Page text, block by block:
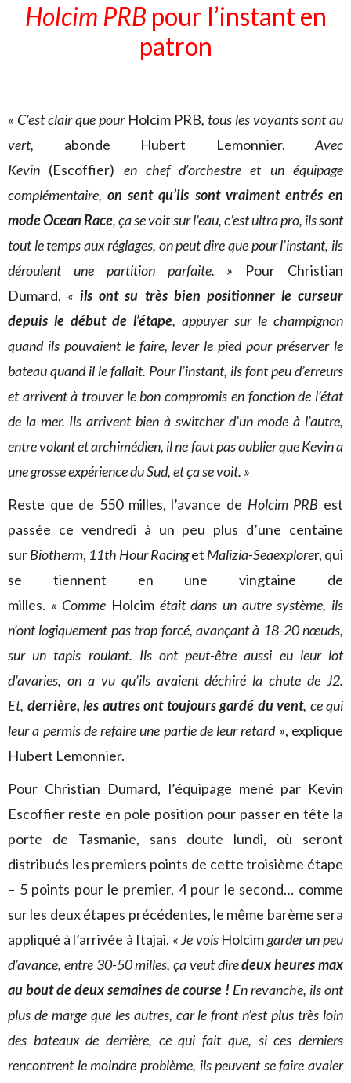
Holcim PRB pour l’instant en
patron
« C’est clair que pour Holcim PRB, tous les voyants sont au
vert, abonde Hubert Lemonnier. Avec
Kevin (Escoffier) en chef d’orchestre et un équipage
complémentaire,on sent qu’ils sont vraiment entrés en
mode Ocean Race, ça se voit sur l’eau, c’est ultra pro, ils sont
tout le temps aux réglages, on peut dire que pour l’instant, ils
déroulent une partition parfaite. » Pour Christian
Dumard, «ils ont su très bien positionner le curseur
depuis le début de l’étape, appuyer sur le champignon
quand ils pouvaient le faire, lever le pied pour préserver le
bateau quand il le fallait. Pour l’instant, ils font peu d’erreurs
et arrivent à trouver le bon compromis en fonction de l’état
de la mer. Ils arrivent bien à switcher d’un mode à l’autre,
entre volant et archimédien, il ne faut pas oublier que Kevin a
une grosse expérience du Sud, et ça se voit. »
Reste que de 550 milles, l’avance de Holcim PRB est
passée ce vendredi à un peu plus d’une centaine
surBiotherm, 11th Hour Racinget Malizia-Seaexplorer, qui
se tiennent en une vingtaine de
milles. « Comme Holcim était dans un autre système, ils
n’ont logiquement pas trop forcé, avançant à 18-20 nœuds,
sur un tapis roulant. Ils ont peut-être aussi eu leur lot
d’avaries, on a vu qu’ils avaient déchiré la chute de J2.
Et, derrière, les autres ont toujours gardé du vent, ce qui
leur a permis de refaire une partie de leur retard », explique
Hubert Lemonnier.
Pour Christian Dumard, l’équipage mené par Kevin
Escoffier reste en pole position pour passer en tête la
porte de Tasmanie, sans doute lundi, où seront
distribués les premiers points de cette troisième étape
– 5 points pour le premier, 4 pour le second… comme
sur les deux étapes précédentes, le même barème sera
appliqué à l’arrivée à Itajai. « Je vois Holcimgarder un peu
d’avance, entre 30-50 milles, ça veut diredeux heures max
au bout de deux semaines de course ! En revanche, ils ont
plus de marge que les autres, car le front n’est plus très loin
des bateaux de derrière, ce qui fait que, si ces derniers
rencontrent le moindre problème, ils peuvent se faire avaler